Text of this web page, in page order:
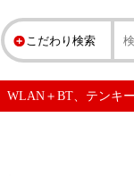
こだわり検索
WLAN＋BT、テン